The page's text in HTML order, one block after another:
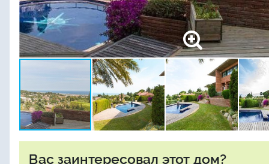
Вас заинтересовал этот дом?